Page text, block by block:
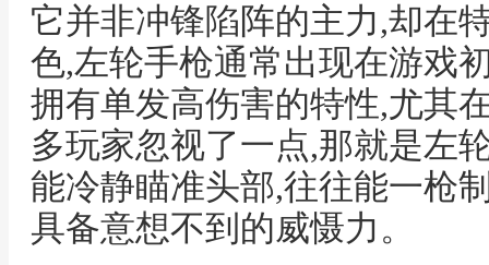
它并非冲锋陷阵的主力,却在
色,左轮手枪通常出现在游戏
拥有单发高伤害的特性,尤其
多玩家忽视了一点,那就是左
能冷静瞄准头部,往往能一枪
具备意想不到的威慑力。